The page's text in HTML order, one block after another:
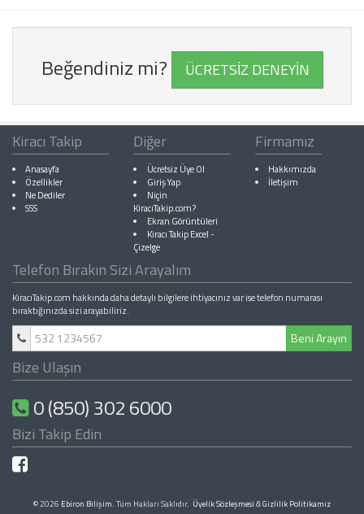
Beğendiniz mi? ÜCRETSİZ DENEYİN
Kiracı Takip
Anasayfa
Özellikler
Ne Dediler
SSS
Diğer
Ücretsiz Üye Ol
Giriş Yap
Niçin
KiracıTakip.com?
Ekran Görüntüleri
Kiracı Takip Excel-
Çizelge
Firmamız
Hakkımızda
İletişim
Telefon Bırakın Sizi Arayalım
KiracıTakip.com hakkında daha detaylı bilgilere ihtiyacınız var ise telefon numarası
bıraktığınızda sizi arayabiliriz.
Beni Arayın
Bize Ulaşın
0 (850) 302 6000
Bizi Takip Edin
© 2026 Ebiron Bilişim. Tüm Hakları Saklıdır. Üyelik Sözleşmesi &Gizlilik Politikamız